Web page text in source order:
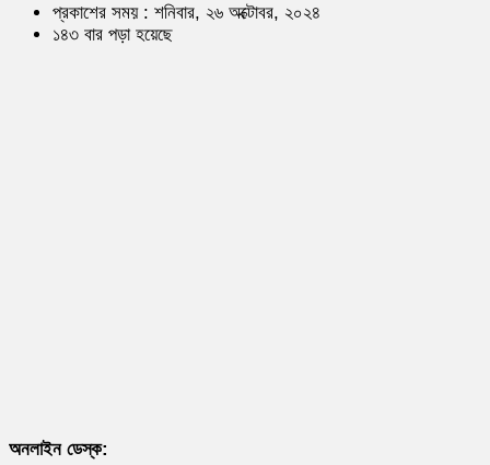
প্রকাশের সময় : শনিবার, ২৬ অক্টোবর, ২০২৪
১৪৩ বার পড়া হয়েছে
অনলাইন ডেস্ক: